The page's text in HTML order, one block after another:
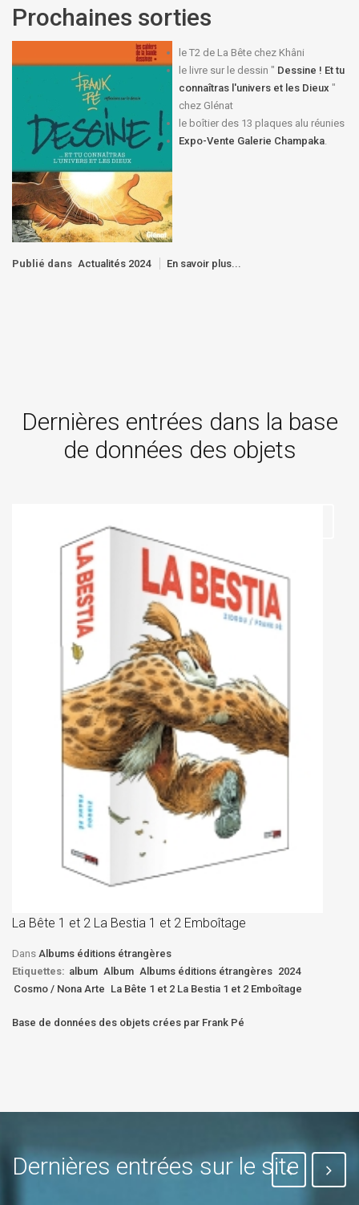
Prochaines sorties
le T2 de La Bête chez Khâni
le livre sur le dessin " Dessine ! Et tu
connaîtras l'univers et les Dieux "
chez Glénat
le boîtier des 13 plaques alu réunies
Expo-Vente Galerie Champaka.
Publié dans Actualités 2024 En savoir plus...
Dernières entrées dans la base
de données des objets
La Bête 1 et 2 La Bestia 1 et 2 Emboîtage
Dans Albums éditions étrangères
Etiquettes: album Album Albums éditions étrangères 2024
Cosmo / Nona Arte La Bête 1 et 2 La Bestia 1 et 2 Emboîtage
Base de données des objets crées par Frank Pé
Dernières entrées sur le site